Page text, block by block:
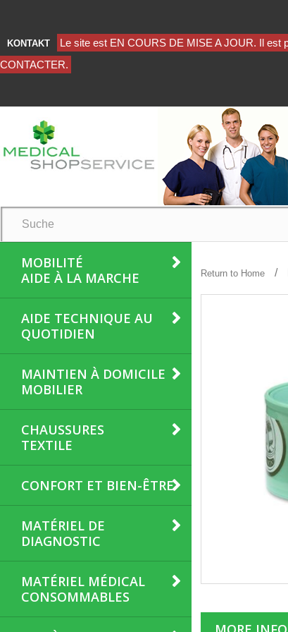
KONTAKT
MOBILITÉ
AIDE À LA MARCHE
AIDE TECHNIQUE AU
QUOTIDIEN
MAINTIEN À DOMICILE
MOBILIER
CHAUSSURES
TEXTILE
CONFORT ET BIEN-ÊTRE
MATÉRIEL DE
DIAGNOSTIC
MATÉRIEL MÉDICAL
CONSOMMABLES
Return to Home